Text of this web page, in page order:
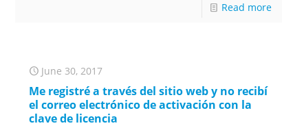
Read more
June 30, 2017
Me registré a través del sitio web y no recibí
el correo electrónico de activación con la
clave de licencia